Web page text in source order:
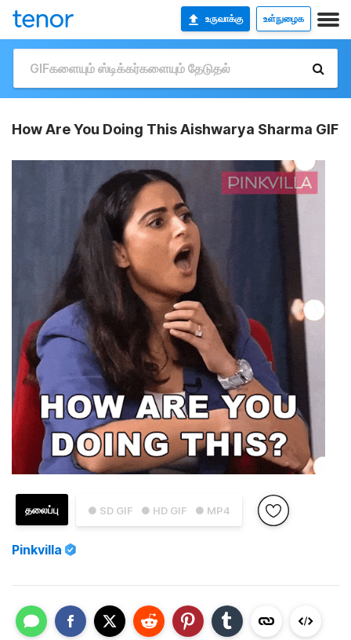
உருவாக்கு உள்நுழைக
How Are You Doing This Aishwarya Sharma GIF
● SD GIF ● HD GIF ● MP4
தலைப்பு
Pinkvilla